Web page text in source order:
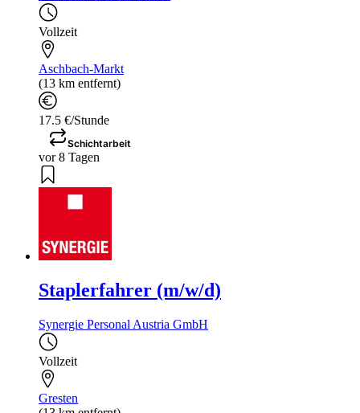
Vollzeit
Aschbach-Markt
(13 km entfernt)
17.5 €/Stunde
Schichtarbeit
vor 8 Tagen
Staplerfahrer (m/w/d)
Synergie Personal Austria GmbH
Vollzeit
Gresten